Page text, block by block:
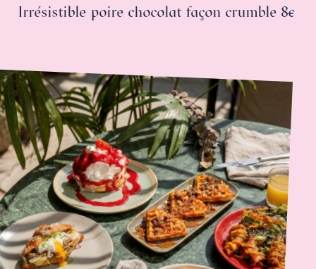
Irrésistible poire chocolat façon crumble 8€